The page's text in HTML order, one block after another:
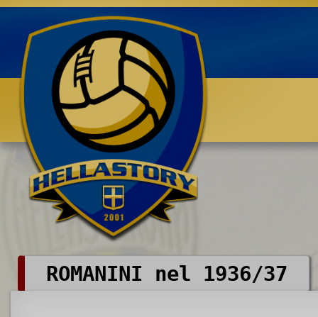
Benvenuti su HELLASTORY.net
ROMANINI nel 1936/37